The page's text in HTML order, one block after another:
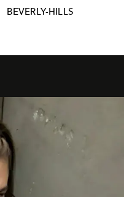
BEVERLY-HILLS